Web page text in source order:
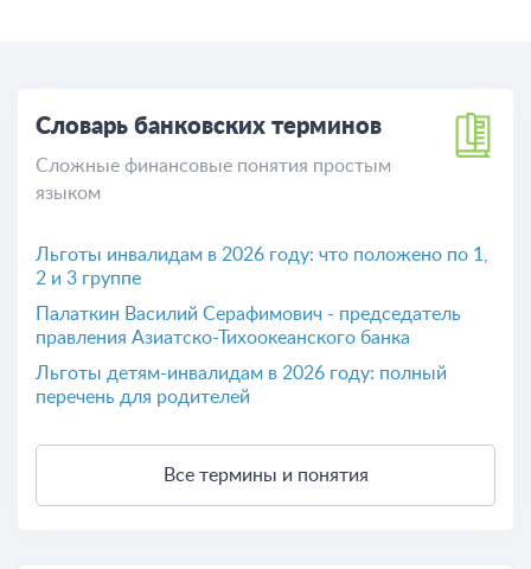
Словарь банковских терминов
Сложные финансовые понятия простым
языком
Льготы инвалидам в 2026 году: что положено по 1,
2 и 3 группе
Палаткин Василий Серафимович - председатель
правления Азиатско-Тихоокеанского банка
Льготы детям-инвалидам в 2026 году: полный
перечень для родителей
Все термины и понятия